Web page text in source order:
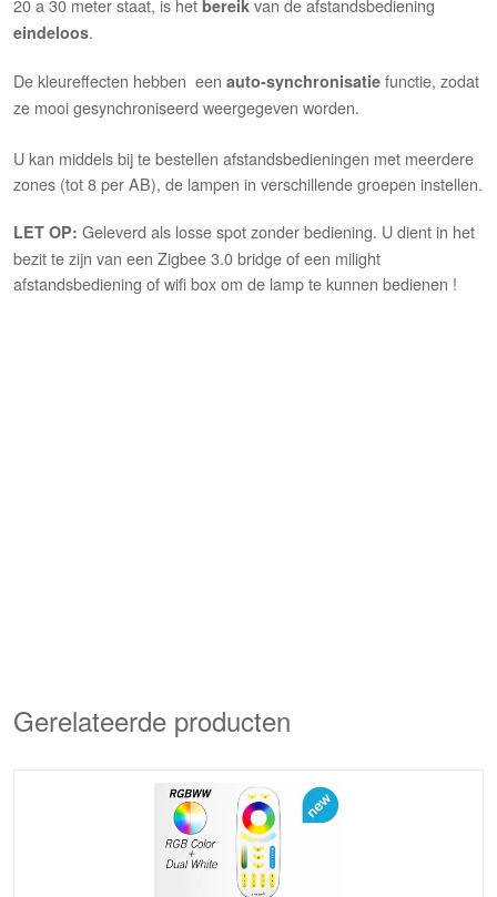
20 a 30 meter staat, is hetbereik van de afstandsbediening
eindeloos.
De kleureffecten hebben eenauto-synchronisatie functie, zodat
ze mooi gesynchroniseerd weergegeven worden.
U kan middels bij te bestellen afstandsbedieningen met meerdere
zones (tot 8 per AB), de lampen in verschillende groepen instellen.
LET OP: Geleverd als losse spot zonder bediening. U dient in het
bezit te zijn van een Zigbee 3.0 bridge of een milight
afstandsbediening of wifi box om de lamp te kunnen bedienen !
Gerelateerde producten